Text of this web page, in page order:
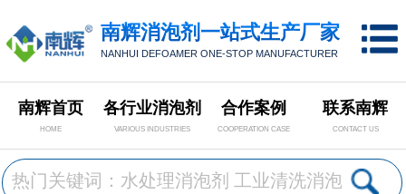
南辉消泡剂一站式生产厂家
NANHUI DEFOAMER ONE-STOP MANUFACTURER
南辉首页
HOME
各行业消泡剂
VARIOUS INDUSTRIES
合作案例
COOPERATION CASE
联系南辉
CONTACT US